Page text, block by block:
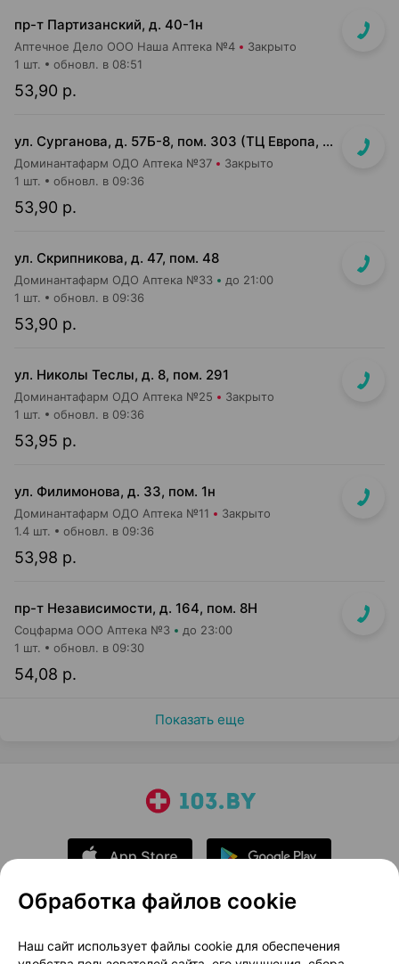
пр-т Партизанский, д. 40-1н
Аптечное Дело ООО Наша Аптека №4 Закрыто
53,90 р.
1 шт. обновл. в 08:51
ул. Сурганова, д. 57Б-8, пом. 303 (ТЦ Европа, 3 этаж)
Доминантафарм ОДО Аптека №37 Закрыто
53,90 р.
1 шт. обновл. в 09:36
ул. Скрипникова, д. 47, пом. 48
Доминантафарм ОДО Аптека №33 до 21:00
53,90 р.
1 шт. обновл. в 09:36
ул. Николы Теслы, д. 8, пом. 291
Доминантафарм ОДО Аптека №25 Закрыто
53,95 р.
1 шт. обновл. в 09:36
ул. Филимонова, д. 33, пом. 1н
Доминантафарм ОДО Аптека №11 Закрыто
53,98 р.
1.4 шт. обновл. в 09:36
пр-т Независимости, д. 164, пом. 8Н
Соцфарма ООО Аптека №3 до 23:00
54,08 р.
1 шт. обновл. в 09:30
Показать еще
О проекте
Новости проекта
Обработка файлов cookie
Наш сайт использует файлы cookie для обеспечения